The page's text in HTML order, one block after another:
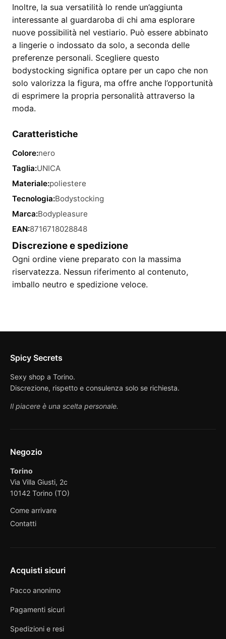
Inoltre, la sua versatilità lo rende un’aggiunta
interessante al guardaroba di chi ama esplorare
nuove possibilità nel vestiario. Può essere abbinato
a lingerie o indossato da solo, a seconda delle
preferenze personali. Scegliere questo
bodystocking significa optare per un capo che non
solo valorizza la figura, ma offre anche l’opportunità
di esprimere la propria personalità attraverso la
moda.
Caratteristiche
Colore:nero
Taglia:UNICA
Materiale:poliestere
Tecnologia:Bodystocking
Marca:Bodypleasure
EAN:8716718028848
Discrezione e spedizione
Ogni ordine viene preparato con la massima
riservatezza. Nessun riferimento al contenuto,
imballo neutro e spedizione veloce.
Spicy Secrets
Sexy shop a Torino.
Discrezione, rispetto e consulenza solo se richiesta.
Il piacere è una scelta personale.
Negozio
Torino
Via Villa Giusti, 2c
10142 Torino (TO)
Come arrivare
Contatti
Acquisti sicuri
Pacco anonimo
Pagamenti sicuri
Spedizioni e resi